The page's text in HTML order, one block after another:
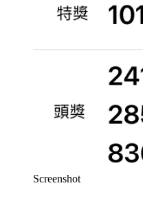
Screenshot